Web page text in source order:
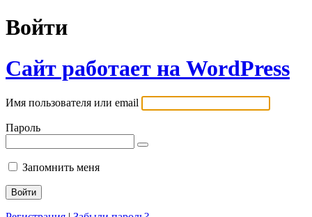
Войти
Сайт работает на WordPress
Имя пользователя или email
Пароль
Запомнить меня